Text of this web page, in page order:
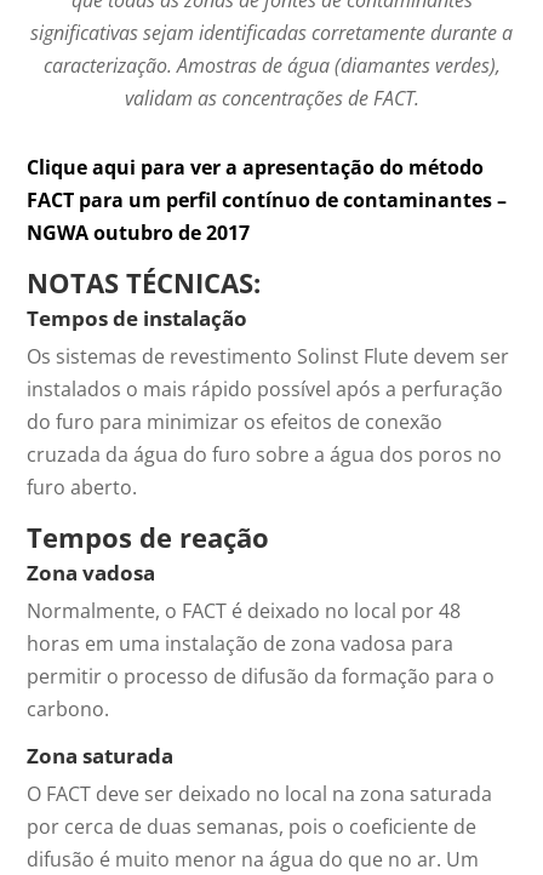
significativas sejam identificadas corretamente durante a
caracterização. Amostras de água (diamantes verdes),
validam as concentrações de FACT.
Clique aqui para ver a apresentação do método
FACT para um perfil contínuo de contaminantes –
NGWA outubro de 2017
NOTAS TÉCNICAS:
Tempos de instalação
Os sistemas de revestimento Solinst Flute devem ser
instalados o mais rápido possível após a perfuração
do furo para minimizar os efeitos de conexão
cruzada da água do furo sobre a água dos poros no
furo aberto.
Tempos de reação
Zona vadosa
Normalmente, o FACT é deixado no local por 48
horas em uma instalação de zona vadosa para
permitir o processo de difusão da formação para o
carbono.
Zona saturada
O FACT deve ser deixado no local na zona saturada
por cerca de duas semanas, pois o coeficiente de
difusão é muito menor na água do que no ar. Um